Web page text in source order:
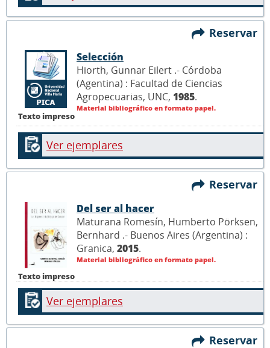
Reservar
Texto impreso
Selección
Hiorth, Gunnar Eilert .- Córdoba
(Agentina) : Facultad de Ciencias
Agropecuarias, UNC, 1985.
Material bibliográfico en formato papel.
Ver ejemplares
Reservar
Texto impreso
Del ser al hacer
Maturana Romesín, Humberto Pörksen,
Bernhard .- Buenos Aires (Argentina) :
Granica, 2015.
Material bibliográfico en formato papel.
Ver ejemplares
Reservar